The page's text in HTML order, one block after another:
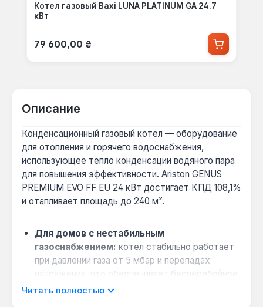
Котел газовый Baxi LUNA PLATINUM GA 24.7
кВт
Обычная цена:
79 600,00 ₴
Описание
Конденсационный газовый котел — оборудование
для отопления и горячего водоснабжения,
использующее тепло конденсации водяного пара
для повышения эффективности. Ariston GENUS
PREMIUM EVO FF EU 24 кВт достигает КПД 108,1%
и отапливает площадь до 240 м².
Для домов с нестабильным
газоснабжением: котел стабильно работает
при давлении газа от 5 мбар и перепадах
напряжения, что обеспечивает бесперебойное
отопление в условиях нестабильных
Читать полностью